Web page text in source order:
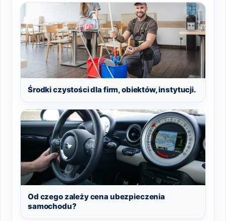
Środki czystości dla firm, obiektów, instytucji.
Od czego zależy cena ubezpieczenia
samochodu?